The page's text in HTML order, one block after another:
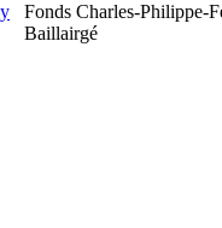
Fonds Charles-Philippe-
Baillairgé